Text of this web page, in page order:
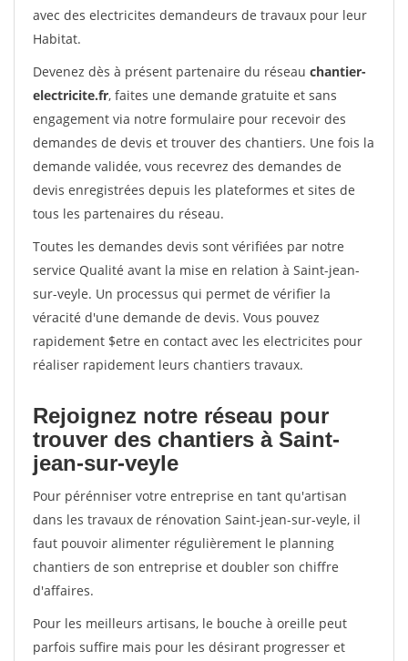
avec des electricites demandeurs de travaux pour leur
Habitat.
Devenez dès à présent partenaire du réseau chantier-
electricite.fr, faites une demande gratuite et sans
engagement via notre formulaire pour recevoir des
demandes de devis et trouver des chantiers. Une fois la
demande validée, vous recevrez des demandes de
devis enregistrées depuis les plateformes et sites de
tous les partenaires du réseau.
Toutes les demandes devis sont vérifiées par notre
service Qualité avant la mise en relation à Saint-jean-
sur-veyle. Un processus qui permet de vérifier la
véracité d'une demande de devis. Vous pouvez
rapidement $etre en contact avec les electricites pour
réaliser rapidement leurs chantiers travaux.
Rejoignez notre réseau pour
trouver des chantiers à Saint-
jean-sur-veyle
Pour pérénniser votre entreprise en tant qu'artisan
dans les travaux de rénovation Saint-jean-sur-veyle, il
faut pouvoir alimenter régulièrement le planning
chantiers de son entreprise et doubler son chiffre
d'affaires.
Pour les meilleurs artisans, le bouche à oreille peut
parfois suffire mais pour les désirant progresser et